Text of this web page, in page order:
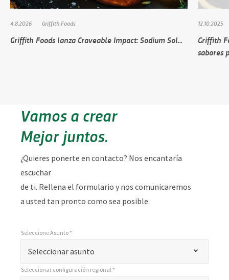
4.8.2026 Griffith Foods
Griffith Foods lanza Craveable Impact: Sodium Sol...
12.10.2025
Griffith
sabores
Vamos a crear
Mejor juntos.
¿Quieres ponerte en contacto? Nos encantaría
escuchar
de ti. Rellena el formulario y nos comunicaremos
a usted tan pronto como sea posible.
"
Seleccionar asunto
Seleccione Asunto *
Seleccionar configuración regional *